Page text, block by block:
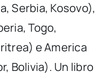
Serbia, Kosovo),
Togo,
e America
Bolivia). Un libro